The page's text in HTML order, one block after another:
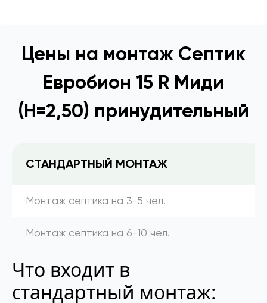
Цены на монтаж Септик
Евробион 15 R Миди
(Н=2,50) принудительный
СТАНДАРТНЫЙ МОНТАЖ
Монтаж септика на 3-5 чел.
Монтаж септика на 6-10 чел.
Что входит в
стандартный монтаж: